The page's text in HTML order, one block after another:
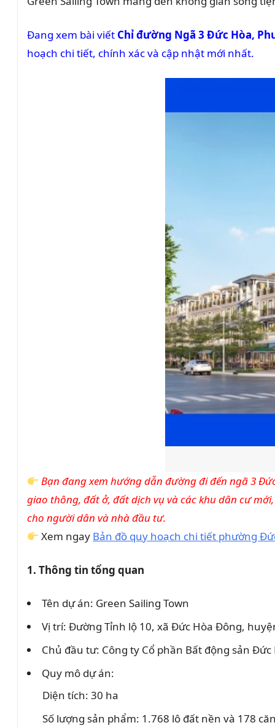
Đang xem bài viết Chỉ đường Ngã 3 Đức Hòa,
hoạch chi tiết, chính xác và cập nhật mới nhất.
Bạn đang xem hướng dẫn đường đi đến ngã 3
giao thông, đất ở, đất dịch vụ và các khu dân cư
cho người dân và nhà đầu tư.
Xem ngay Bản đồ quy hoạch chi tiết phường
1. Thông tin tổng quan
Tên dự án: Green Sailing Town
Vị trí: Đường Tỉnh lộ 10, xã Đức Hòa Đông,
Chủ đầu tư: Công ty Cổ phần Bất động sản
Quy mô dự án:
Diện tích: 30 ha
Số lượng sản phẩm: 1.768 lô đất nền và 178